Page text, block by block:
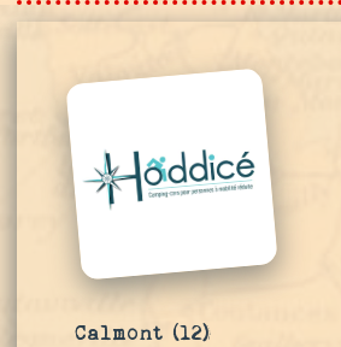
Calmont (12)